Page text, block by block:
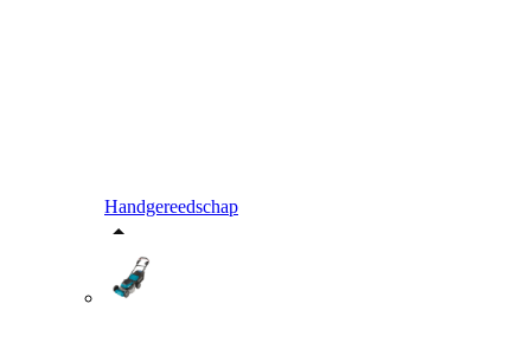
Handgereedschap